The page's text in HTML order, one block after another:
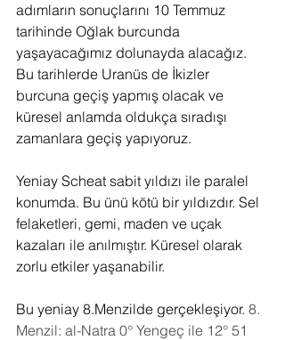
adımların sonuçlarını 10 Temmuz
tarihinde Oğlak burcunda
yaşayacağımız dolunayda alacağız.
Bu tarihlerde Uranüs de İkizler
burcuna geçiş yapmış olacak ve
küresel anlamda oldukça sıradışı
zamanlara geçiş yapıyoruz.
Yeniay Scheat sabit yıldızı ile paralel
konumda. Bu ünü kötü bir yıldızdır. Sel
felaketleri, gemi, maden ve uçak
kazaları ile anılmıştır. Küresel olarak
zorlu etkiler yaşanabilir.
Bu yeniay 8.Menzilde gerçekleşiyor. 8.
Menzil: al-Natra 0° Yengeç ile 12° 51